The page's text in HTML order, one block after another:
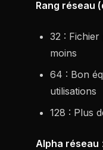
Rang réseau
32 : Fichier
moins
64 : Bon
utilisations
128 : Plus
Alpha réseau :